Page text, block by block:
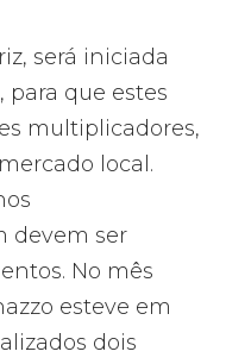
será iniciada
para que estes
multiplicadores,
local.
devem ser
No mês
esteve em
dois